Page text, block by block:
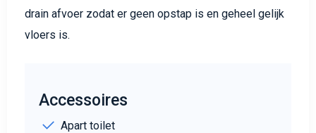
drain afvoer zodat er geen opstap is en geheel gelijk
vloers is.
Accessoires
Apart toilet